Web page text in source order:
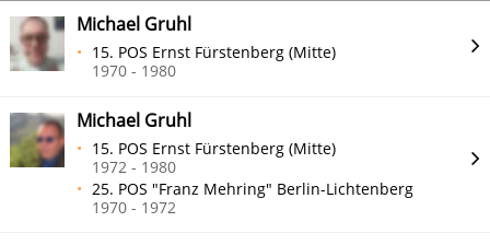
Michael Gruhl
15. POS Ernst Fürstenberg (Mitte)
1970 - 1980
Michael Gruhl
15. POS Ernst Fürstenberg (Mitte)
1972 - 1980
25. POS "Franz Mehring" Berlin-Lichtenberg
1970 - 1972